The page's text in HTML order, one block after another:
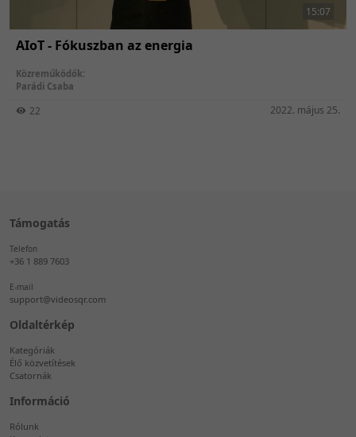
15:07
AIoT - Fókuszban az energia
Közreműködők:
Parádi Csaba
22 2022. május 25.
Támogatás
Telefon
+36 1 889 7603
E-mail
support@videosqr.com
Oldaltérkép
Kategóriák
Élő közvetítések
Csatornák
Információ
Rólunk